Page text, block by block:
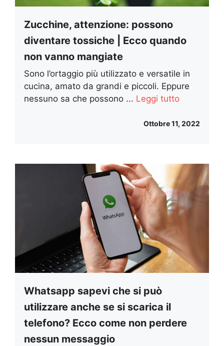
Zucchine, attenzione: possono
diventare tossiche | Ecco quando
non vanno mangiate
Sono l’ortaggio più utilizzato e versatile in
cucina, amato da grandi e piccoli. Eppure
nessuno sa che possono ... Leggi tutto
Ottobre 11, 2022
Whatsapp sapevi che si può
utilizzare anche se si scarica il
telefono? Ecco come non perdere
nessun messaggio